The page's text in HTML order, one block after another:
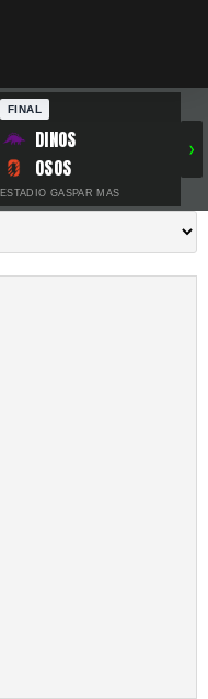
FINAL
DINOS
OSOS
ESTADIO GASPAR MAS
›